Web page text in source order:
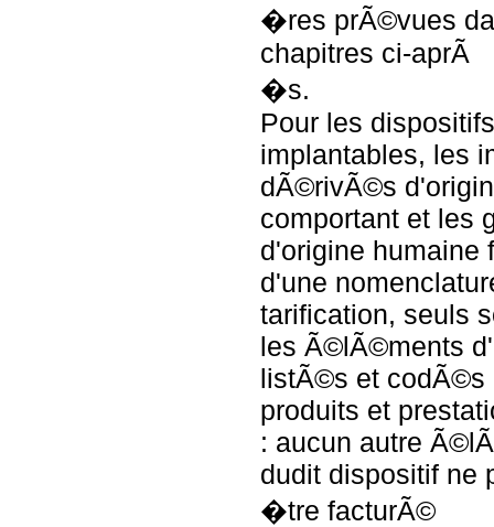
�res prÃ©vues
chapitres ci-aprÃ
�s.
Pour les
implantables, les
dÃ©rivÃ©s
comportant et les
d'origine humaine
d'une
tarification, seuls
les Ã©lÃ©ments
listÃ©s et codÃ©s
produits et
: aucun autre
dudit dispositif ne
�tre facturÃ©